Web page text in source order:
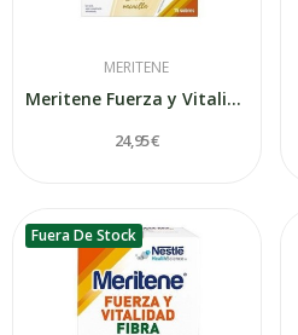
MERITENE
Meritene Fuerza y Vitalidad Vainilla 15 Sobres
24,95 €
Fuera De Stock